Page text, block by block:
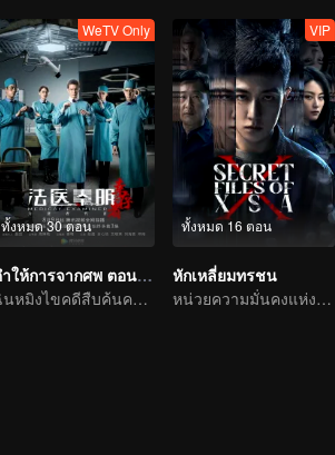
ทั้งหมด 30 ตอน
WeTV Only
คำให้การจากศพ ตอนผู้รอดชีวิต
ฉินหมิงไขคดีสืบค้นความจริงจากผู้ตาย
ทั้งหมด 16 ตอน
VIP
หักเหลี่ยมทรชน
หน่วยความมั่นคงแห่งชาติสลายแผนชั่วของหน่วยสอดแนม